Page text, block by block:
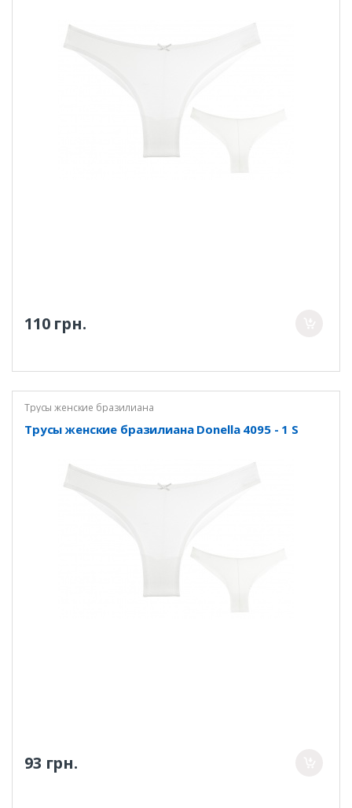
110 грн.
Трусы женские бразилиана
Трусы женские бразилиана Donella 4095 - 1 S
93 грн.